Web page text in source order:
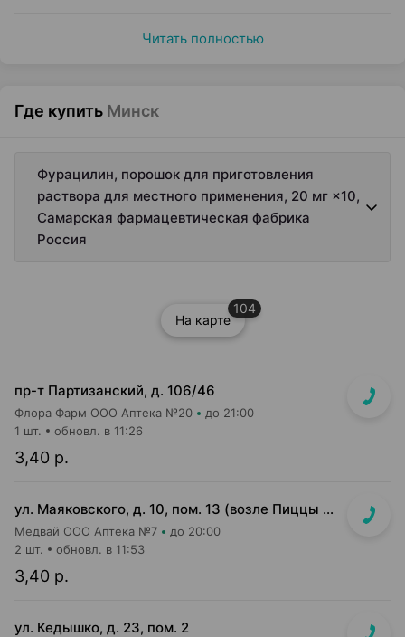
Читать полностью
Где купить Минск
Фурацилин, порошок для приготовления
раствора для местного применения, 20 мг ×10,
Самарская фармацевтическая фабрика
Россия
На карте
104
пр-т Партизанский, д. 106/46
Флора Фарм ООО Аптека №20 до 21:00
3,40 р.
1 шт. обновл. в 11:26
ул. Маяковского, д. 10, пом. 13 (возле Пиццы Мании)
Медвай ООО Аптека №7 до 20:00
3,40 р.
2 шт. обновл. в 11:53
ул. Кедышко, д. 23, пом. 2